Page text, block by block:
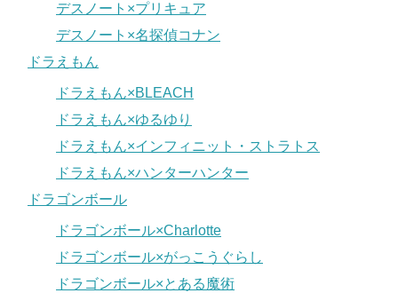
デスノート×プリキュア
デスノート×名探偵コナン
ドラえもん
ドラえもん×BLEACH
ドラえもん×ゆるゆり
ドラえもん×インフィニット・ストラトス
ドラえもん×ハンターハンター
ドラゴンボール
ドラゴンボール×Charlotte
ドラゴンボール×がっこうぐらし
ドラゴンボール×とある魔術